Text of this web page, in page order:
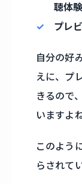
聴体験
プレ
自分の好
えに、プ
きるので
いますよね
このよう
らされて